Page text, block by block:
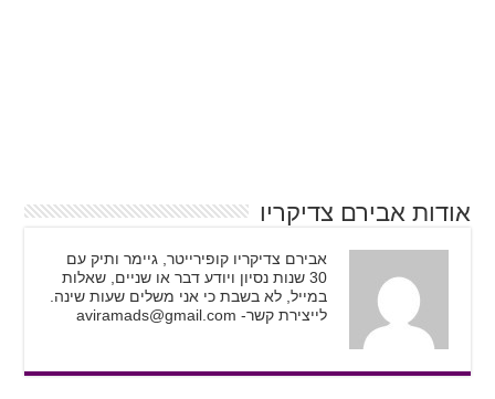
אודות אבירם צדיקריו
אבירם צדיקריו קופירייטר, גיימר ותיק עם
30 שנות נסיון ויודע דבר או שניים, שאלות
במייל, לא בשבת כי אני משלים שעות שינה.
לייצירת קשר-aviramads@gmail.com